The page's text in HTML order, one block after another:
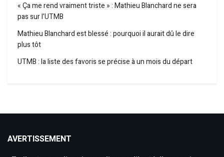
« Ça me rend vraiment triste » : Mathieu Blanchard ne sera
pas sur l’UTMB
Mathieu Blanchard est blessé : pourquoi il aurait dû le dire
plus tôt
UTMB : la liste des favoris se précise à un mois du départ
AVERTISSEMENT